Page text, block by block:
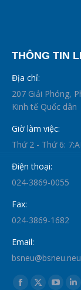
THÔNG TIN
Địa chỉ:
207 Giải Phóng,
Kinh tế Quốc dân
Giờ làm việc:
Thứ 2 - Thứ 6:
Điện thoại:
024-3869-0055
Fax:
024-3869-1682
Email:
Find us on: